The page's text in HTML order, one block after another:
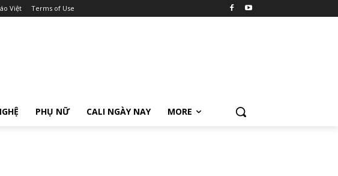
Việt Terms of Use
PHỤ NỮ CALI NGÀY NAY MORE